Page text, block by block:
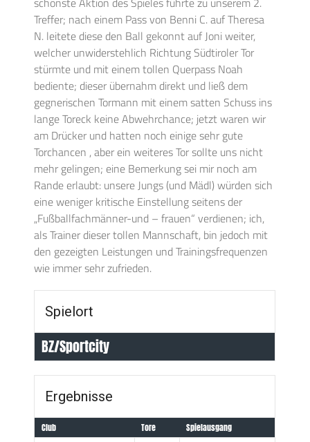
Treffer; nach einem Pass von Benni C. auf Theresa
N. leitete diese den Ball gekonnt auf Joni weiter,
welcher unwiderstehlich Richtung Südtiroler Tor
stürmte und mit einem tollen Querpass Noah
bediente; dieser übernahm direkt und ließ dem
gegnerischen Tormann mit einem satten Schuss ins
lange Toreck keine Abwehrchance; jetzt waren wir
am Drücker und hatten noch einige sehr gute
Torchancen , aber ein weiteres Tor sollte uns nicht
mehr gelingen; eine Bemerkung sei mir noch am
Rande erlaubt: unsere Jungs (und Mädl) würden sich
eine weniger kritische Einstellung seitens der
„Fußballfachmänner-und – frauen“ verdienen; ich,
als Trainer dieser tollen Mannschaft, bin jedoch mit
den gezeigten Leistungen und Trainingsfrequenzen
wie immer sehr zufrieden.
Spielort
BZ/Sportcity
Ergebnisse
Club Tore Spielausgang